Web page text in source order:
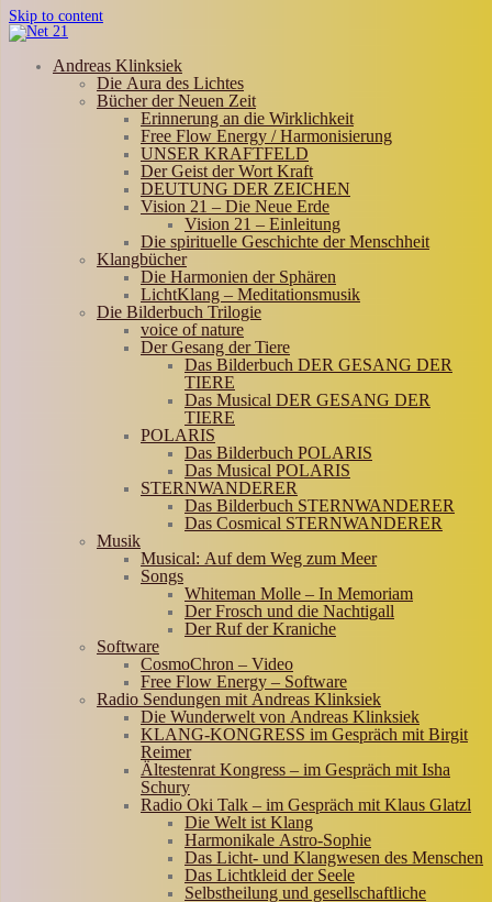
Skip to content
Andreas Klinksiek
Die Aura des Lichtes
Bücher der Neuen Zeit
Erinnerung an die Wirklichkeit
Free Flow Energy / Harmonisierung
UNSER KRAFTFELD
Der Geist der Wort Kraft
DEUTUNG DER ZEICHEN
Vision 21 – Die Neue Erde
Vision 21 – Einleitung
Die spirituelle Geschichte der Menschheit
Klangbücher
Die Harmonien der Sphären
LichtKlang – Meditationsmusik
Die Bilderbuch Trilogie
voice of nature
Der Gesang der Tiere
Das Bilderbuch DER GESANG DER
TIERE
Das Musical DER GESANG DER
TIERE
POLARIS
Das Bilderbuch POLARIS
Das Musical POLARIS
STERNWANDERER
Das Bilderbuch STERNWANDERER
Das Cosmical STERNWANDERER
Musik
Musical: Auf dem Weg zum Meer
Songs
Whiteman Molle – In Memoriam
Der Frosch und die Nachtigall
Der Ruf der Kraniche
Software
CosmoChron – Video
Free Flow Energy – Software
Radio Sendungen mit Andreas Klinksiek
Die Wunderwelt von Andreas Klinksiek
KLANG-KONGRESS im Gespräch mit Birgit
Reimer
Ältestenrat Kongress – im Gespräch mit Isha
Schury
Radio Oki Talk – im Gespräch mit Klaus Glatzl
Die Welt ist Klang
Harmonikale Astro-Sophie
Das Licht- und Klangwesen des Menschen
Das Lichtkleid der Seele
Selbstheilung und gesellschaftliche